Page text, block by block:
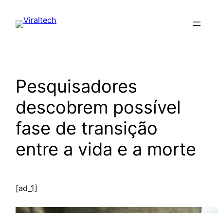
para
Pesquisadores
descobrem possível
fase de transição
entre a vida e a morte
[ad_1]